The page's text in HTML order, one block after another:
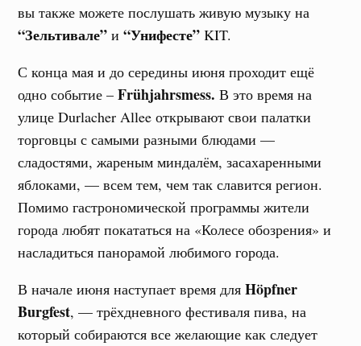
вы также можете послушать живую музыку на
“Зельтивале” и“Унифесте” KIT.
С конца мая и до середины июня проходит ещё
одно событие –Frühjahrsmess. В это время на
улице Durlacher Allee открывают свои палатки
торговцы с самыми разными блюдами —
сладостями, жареным миндалём, засахаренными
яблоками, — всем тем, чем так славится регион.
Помимо гастрономической программы жители
города любят покататься на «Колесе обозрения» и
насладиться панорамой любимого города.
В начале июня наступает время дляHöpfner
Burgfest, — трёхдневного фестиваля пива, на
который собираются все желающие как следует